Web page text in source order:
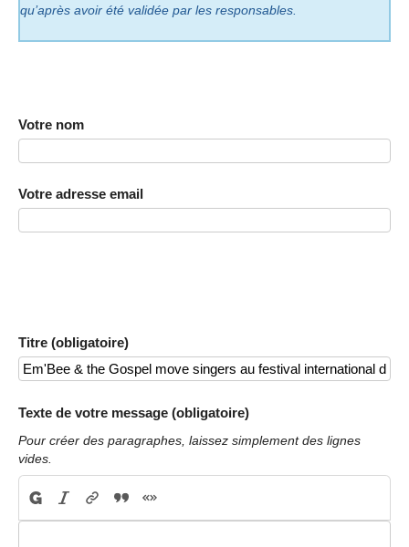
qu’après avoir été validée par les responsables.
Votre nom
Votre adresse email
Titre (obligatoire)
Texte de votre message (obligatoire)
Pour créer des paragraphes, laissez simplement des lignes
vides.